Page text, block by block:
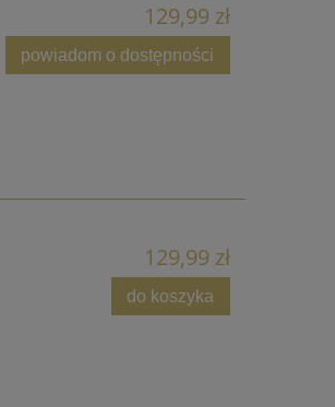
129,99 zł
powiadom o dostępności
129,99 zł
do koszyka